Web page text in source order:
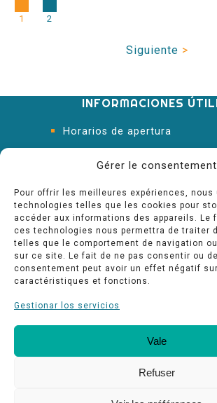
Gérer le consentement
Pour offrir les meilleures expériences,
technologies telles que les cookies pour
accéder aux informations des appareils. Le
ces technologies nous permettra de traiter
telles que le comportement de navigation
sur ce site. Le fait de ne pas consentir ou
consentement peut avoir un effet négatif
caractéristiques et fonctions.
Gestionar los servicios
Vale
Refuser
1 2
Siguiente >
INFORMACIONES
Horarios de apertura
Oficina de Turismo
Nuestros compromisos de calidad